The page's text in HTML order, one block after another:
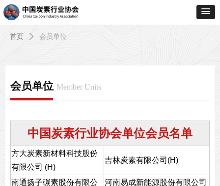
首页 ꄲ 会员单位
会员单位 Member Units
中国炭素行业协会单位会员名单
方大炭素新材料科技股份
有限公司 (H)
吉林炭素有限公司(H)
南通扬子碳素股份有限公
河南易成新能源股份有限公司